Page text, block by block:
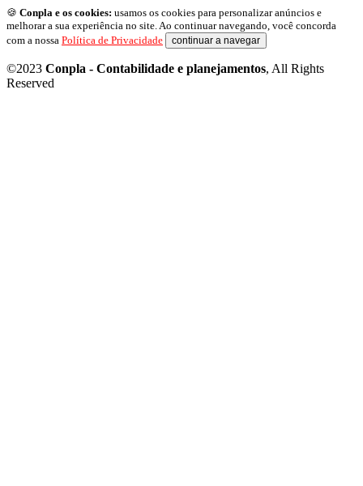
🍪 Conpla e os cookies: usamos os cookies para personalizar anúncios e
melhorar a sua experiência no site. Ao continuar navegando, você concorda
com a nossa Política de Privacidade continuar a navegar
©2023 Conpla - Contabilidade e planejamentos, All Rights
Reserved